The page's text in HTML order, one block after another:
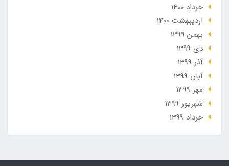
خرداد 1400
ارديبهشت 1400
بهمن 1399
دی 1399
آذر 1399
آبان 1399
مهر 1399
شهریور 1399
خرداد 1399